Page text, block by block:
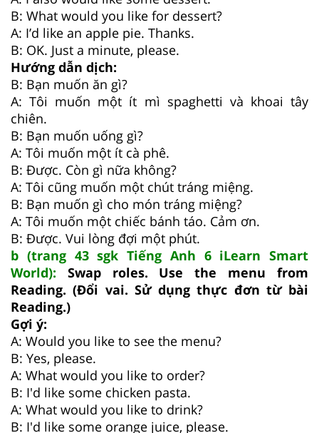
B: What would you like for dessert?
A: I’d like an apple pie. Thanks.
B: OK. Just a minute, please.
Hướng dẫn dịch:
B: Bạn muốn ăn gì?
A: Tôi muốn một ít mì spaghetti và khoai tây
chiên.
B: Bạn muốn uống gì?
A: Tôi muốn một ít cà phê.
B: Được. Còn gì nữa không?
A: Tôi cũng muốn một chút tráng miệng.
B: Bạn muốn gì cho món tráng miệng?
A: Tôi muốn một chiếc bánh táo. Cảm ơn.
B: Được. Vui lòng đợi một phút.
b (trang 43 sgk Tiếng Anh 6 iLearn Smart
World): Swap roles. Use the menu from
Reading. (Đổi vai. Sử dụng thực đơn từ bài
Reading.)
Gợi ý:
A: Would you like to see the menu?
B: Yes, please.
A: What would you like to order?
B: I'd like some chicken pasta.
A: What would you like to drink?
B: I'd like some orange juice, please.